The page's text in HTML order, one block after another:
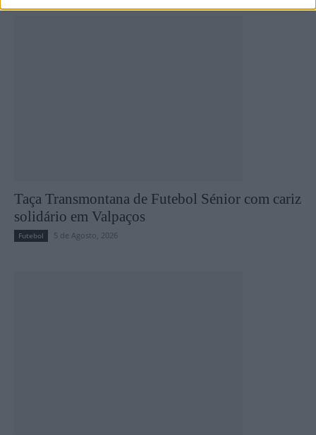
Taça Transmontana de Futebol Sénior com cariz
solidário em Valpaços
Futebol 5 de Agosto, 2026